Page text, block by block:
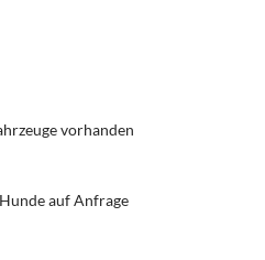
vorhanden
auf Anfrage